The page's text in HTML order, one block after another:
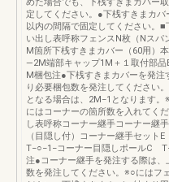
定してください。●下桟すきまカ
以内の間隔で固定してください。
い出し表呼称フェンスN枚（Nスパ
M箇所下桟すきまカバー（60用）
―2M端部キャップ1M＋１取付部品
M梱包注●下桟すきまカバーを発注
り必要梱包数を発注してください
となる場合は、2M−1となります
にはコーナーの箇所数を入れてく
し表呼称コーナー継手コーナー継
（目隠し付）コーナー継手セッ
T−○−1−コーナー目隠しポールC
注●コーナー継手を発注する際は
数を発注してください。※○にはフ